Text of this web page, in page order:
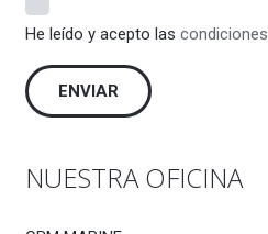
He leído y acepto las condiciones
NUESTRA OFICINA